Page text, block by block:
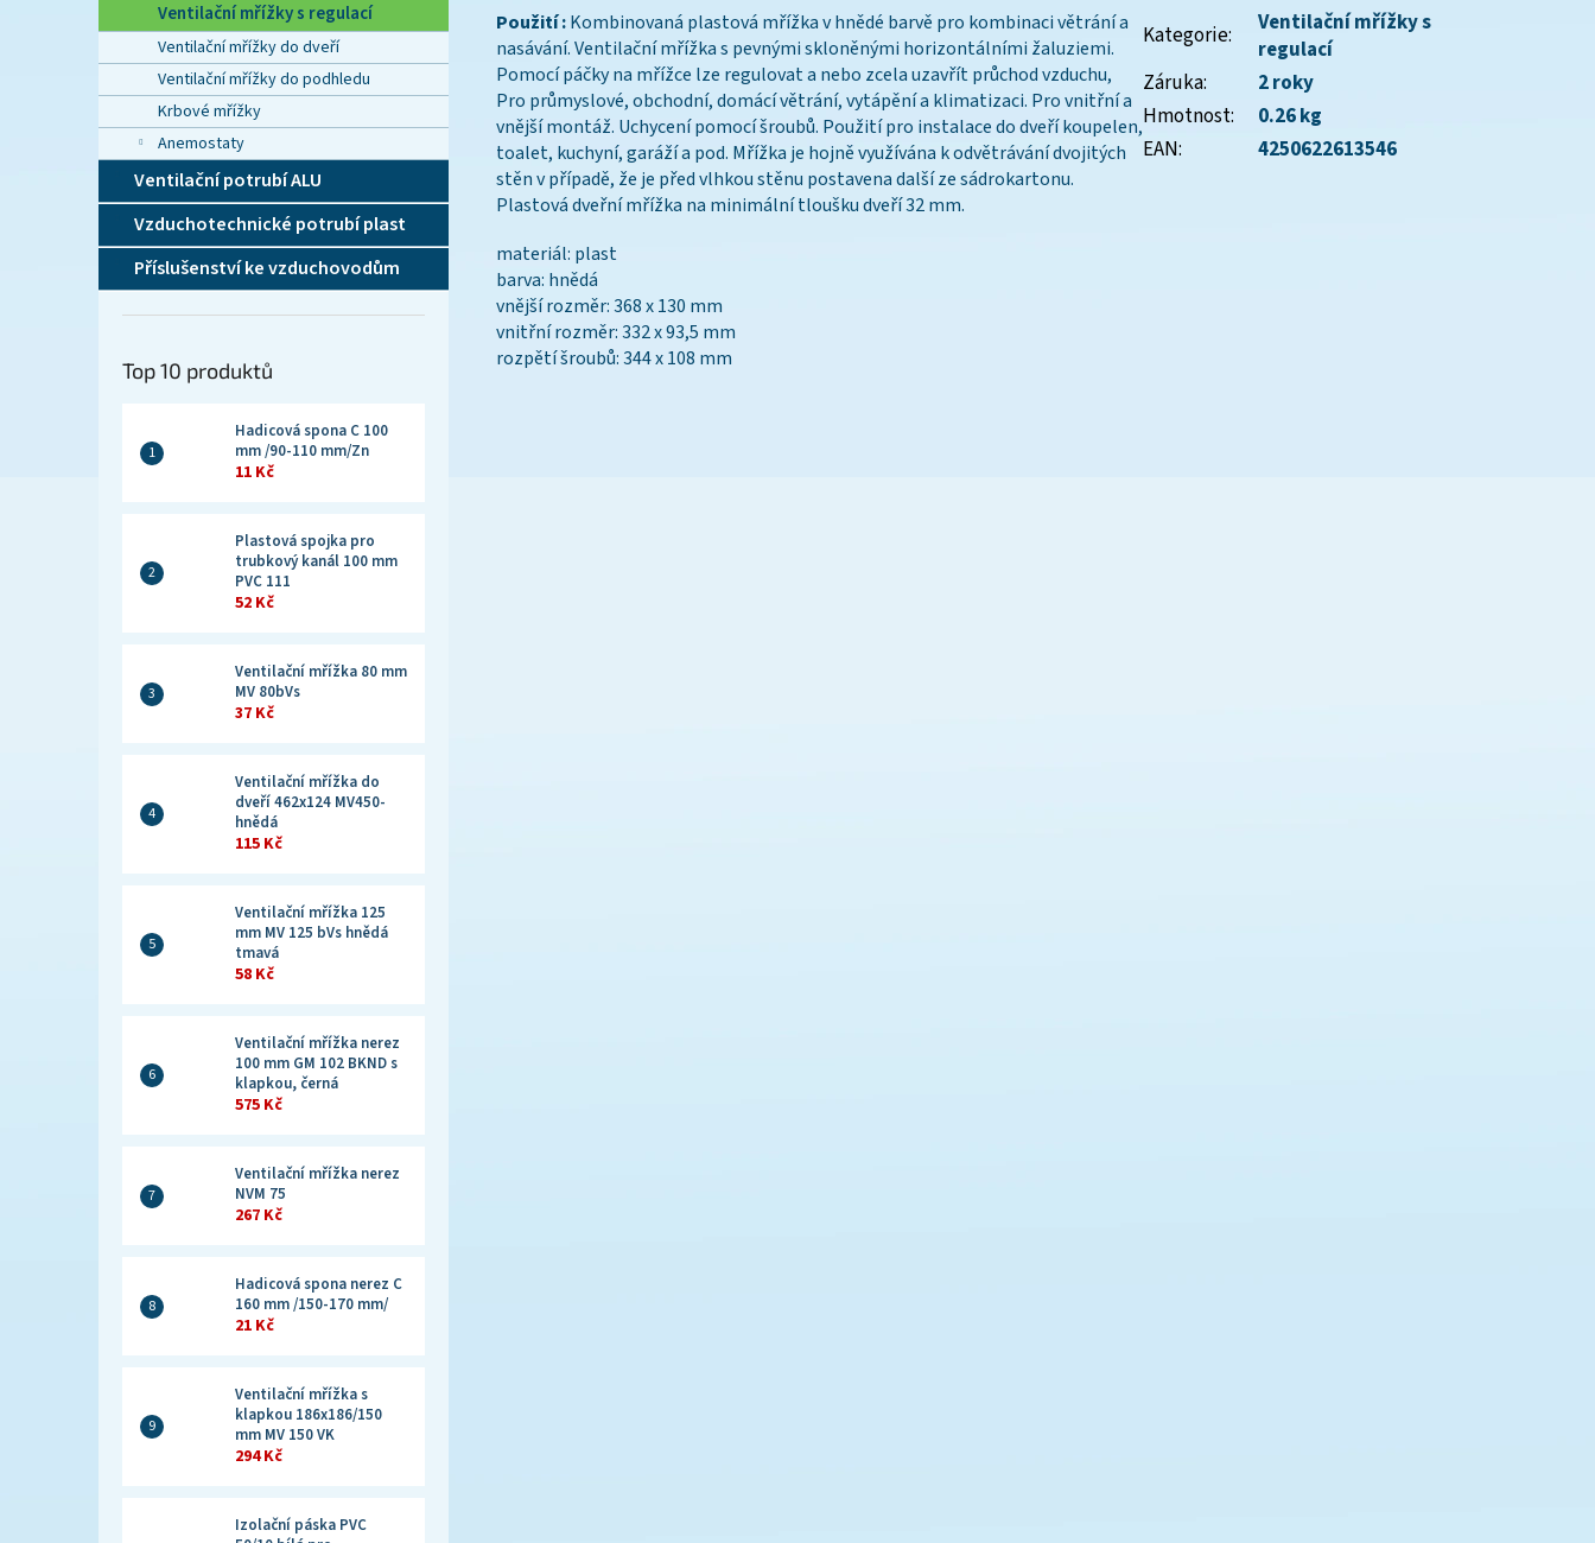
Ventilační mřížky s regulací
Ventilační mřížky do dveří
Ventilační mřížky do podhledu
Krbové mřížky
Anemostaty
Ventilační potrubí ALU
Vzduchotechnické potrubí plast
Příslušenství ke vzduchovodům
Top 10 produktů
Hadicová spona C 100
mm /90-110 mm/Zn
11 Kč
Plastová spojka pro
trubkový kanál 100 mm
PVC 111
52 Kč
Ventilační mřížka 80 mm
MV 80bVs
37 Kč
Ventilační mřížka do
dveří 462x124 MV450-
hnědá
115 Kč
Ventilační mřížka 125
mm MV 125 bVs hnědá
tmavá
58 Kč
Ventilační mřížka nerez
100 mm GM 102 BKND s
klapkou, černá
575 Kč
Ventilační mřížka nerez
NVM 75
267 Kč
Hadicová spona nerez C
160 mm /150-170 mm/
21 Kč
Ventilační mřížka s
klapkou 186x186/150
mm MV 150 VK
294 Kč
Izolační páska PVC
Použití :Kombinovaná plastová mřížka v hnědé barvě pro kombinaci větrání a
nasávání. Ventilační mřížka s pevnými skloněnými horizontálními žaluziemi.
Pomocí páčky na mřížce lze regulovat a nebo zcela uzavřít průchod vzduchu,
Pro průmyslové, obchodní, domácí větrání, vytápění a klimatizaci. Pro vnitřní a
vnější montáž. Uchycení pomocí šroubů. Použití pro instalace do dveří koupelen,
toalet, kuchyní, garáží a pod. Mřížka je hojně využívána k odvětrávání dvojitých
stěn v případě, že je před vlhkou stěnu postavena další ze sádrokartonu.
Plastová dveřní mřížka na minimální tloušku dveří 32 mm.
materiál: plast
barva: hnědá
vnější rozměr: 368 x 130 mm
vnitřní rozměr: 332 x 93,5 mm
rozpětí šroubů: 344 x 108 mm
Kategorie:
Ventilační mřížky s
regulací
Záruka:
2 roky
Hmotnost:
0.26 kg
EAN: 4250622613546